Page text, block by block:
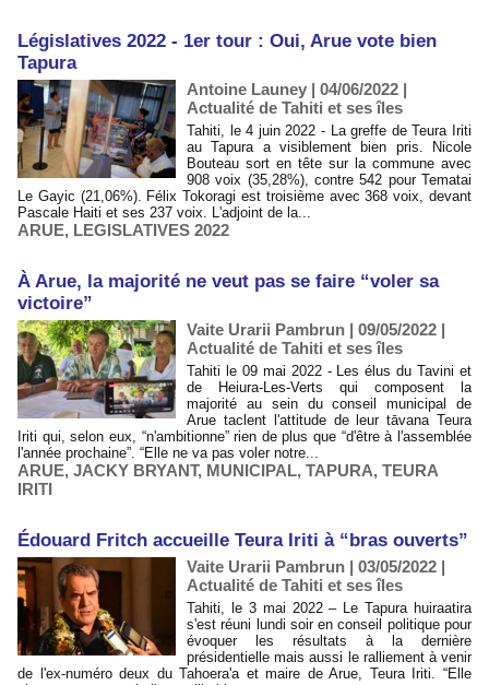
Législatives 2022 - 1er tour : Oui, Arue vote bien
Tapura
Antoine Launey | 04/06/2022 |
Actualité de Tahiti et ses îles
Tahiti, le 4 juin 2022 - La greffe de Teura Iriti
au Tapura a visiblement bien pris. Nicole
Bouteau sort en tête sur la commune avec
908 voix (35,28%), contre 542 pour Tematai
Le Gayic (21,06%). Félix Tokoragi est troisième avec 368 voix, devant
Pascale Haiti et ses 237 voix. L'adjoint de la...
ARUE, LEGISLATIVES 2022
À Arue, la majorité ne veut pas se faire “voler sa
victoire”
Vaite Urarii Pambrun | 09/05/2022 |
Actualité de Tahiti et ses îles
Tahiti le 09 mai 2022 - Les élus du Tavini et
de Heiura-Les-Verts qui composent la
majorité au sein du conseil municipal de
Arue taclent l'attitude de leur tāvana Teura
Iriti qui, selon eux, “n'ambitionne” rien de plus que “d'être à l'assemblée
l'année prochaine”. “Elle ne va pas voler notre...
ARUE, JACKY BRYANT, MUNICIPAL, TAPURA, TEURA
IRITI
Édouard Fritch accueille Teura Iriti à “bras ouverts”
Vaite Urarii Pambrun | 03/05/2022 |
Actualité de Tahiti et ses îles
Tahiti, le 3 mai 2022 – Le Tapura huiraatira
s'est réuni lundi soir en conseil politique pour
évoquer les résultats à la dernière
présidentielle mais aussi le ralliement à venir
de l'ex-numéro deux du Tahoera'a et maire de Arue, Teura Iriti. “Elle